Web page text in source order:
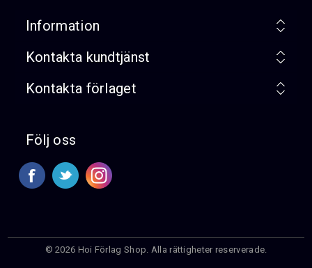
Information
Kontakta kundtjänst
Kontakta förlaget
Följ oss
© 2026 Hoi Förlag Shop. Alla rättigheter reserverade.